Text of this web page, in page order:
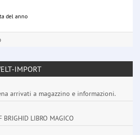
del anno
IMPORT
arrivati a magazzino e informazioni.
BRIGHID LIBRO MAGICO